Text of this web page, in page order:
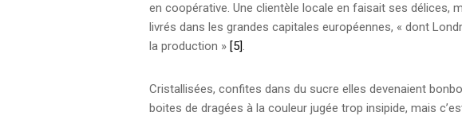
en coopérative. Une clientèle locale en faisait ses délices,
livrés dans les grandes capitales européennes, « dont
la production » [5].
Cristallisées, confites dans du sucre elles devenaient
boites de dragées à la couleur jugée trop insipide, mais